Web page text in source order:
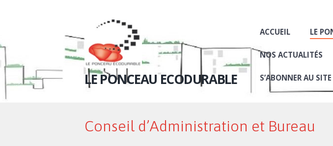
LE PONCEAU ECODURABLE
ACCUEIL LE
NOS ACTUALITÉS
S’ABONNER AU SITE
Conseil d’Administration et Bureau